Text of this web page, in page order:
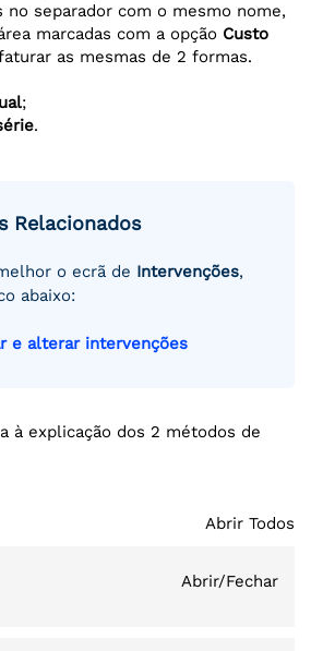
no separador com o mesmo nome,
marcadas com a opção Custo
as mesmas de 2 formas.
;
.
Relacionados
o ecrã de Intervenções,
abaixo:
e alterar intervenções
à explicação dos 2 métodos de
Abrir Todos
Abrir/Fechar